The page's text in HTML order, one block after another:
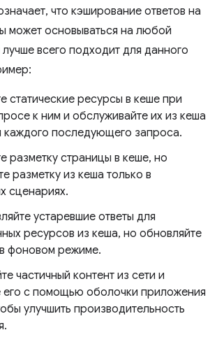
что кэширование ответов на
может основываться на любой
всего подходит для данного
статические ресурсы в кеше при
к ним и обслуживайте их из кеша
каждого последующего запроса.
разметку страницы в кеше, но
разметку из кеша только в
сценариях.
устаревшие ответы для
ресурсов из кеша, но обновляйте
фоновом режиме.
частичный контент из сети и
его с помощью оболочки приложения
улучшить производительность